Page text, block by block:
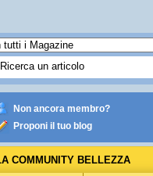
Non ancora membro?
Proponi il tuo blog
COMMUNITY BELLEZZA